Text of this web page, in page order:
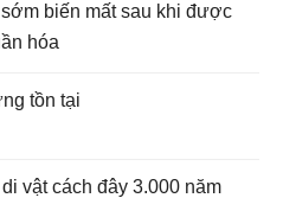
biến mất sau khi được
hóa
tồn tại
vật cách đây 3.000 năm